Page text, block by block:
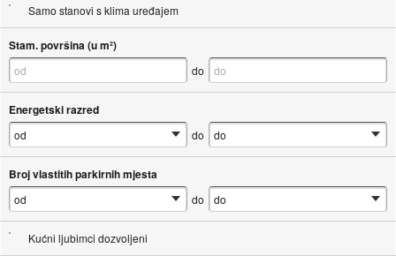
Samo stanovi s klima uređajem
Stam. površina (u m²)
do
Energetski razred
do
Broj vlastitih parkirnih mjesta
do
Kućni ljubimci dozvoljeni